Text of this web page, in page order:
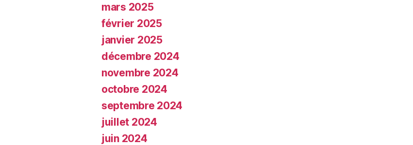
mars 2025
février 2025
janvier 2025
décembre 2024
novembre 2024
octobre 2024
septembre 2024
juillet 2024
juin 2024